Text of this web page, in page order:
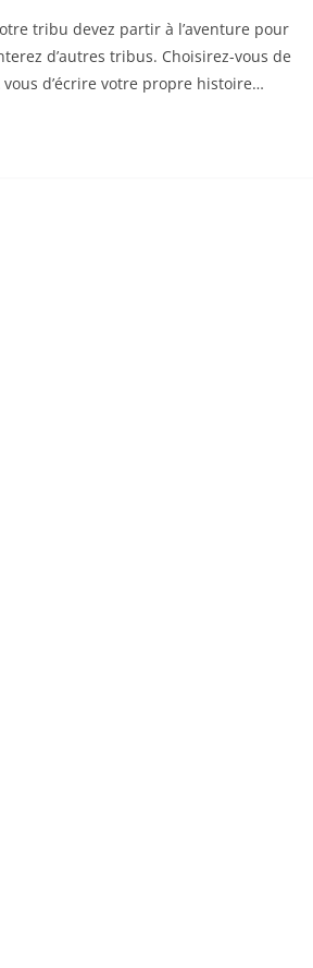
tribu devez partir à l’aventure pour
d’autres tribus. Choisirez-vous de
d’écrire votre propre histoire…